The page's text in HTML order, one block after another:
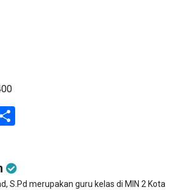
S.Pd merupakan guru kelas di MIN 2 Kota